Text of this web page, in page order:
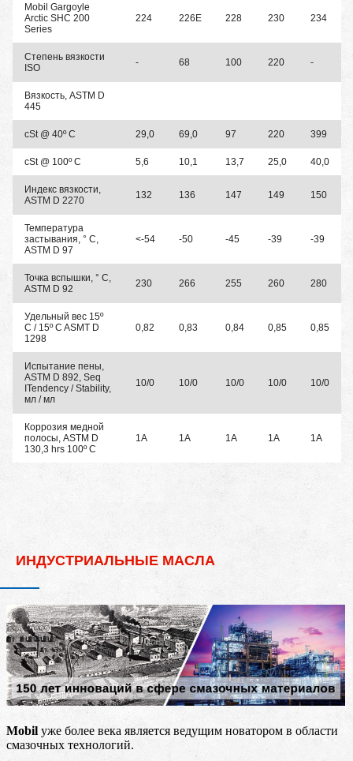
Mobil Gargoyle
Arctic SHC 200
Series
224 226E 228 230 234
Степень вязкости
ISO
- 68 100 220 -
Вязкость, ASTM D
445
cSt @ 40º C 29,0 69,0 97 220 399
cSt @ 100º C 5,6 10,1 13,7 25,0 40,0
Индекс вязкости,
ASTM D 2270
132 136 147 149 150
Температура
застывания, ° C,
ASTM D 97
<-54 -50 -45 -39 -39
Точка вспышки, ° C,
ASTM D 92
230 266 255 260 280
Удельный вес 15º
C / 15º C ASMT D
1298
0,82 0,83 0,84 0,85 0,85
Испытание пены,
ASTM D 892, Seq
ITendency / Stability,
мл / мл
10/0 10/0 10/0 10/0 10/0
Коррозия медной
полосы, ASTM D
130,3 hrs 100º C
1A 1A 1A 1A 1A
ИНДУСТРИАЛЬНЫЕ МАСЛА
Mobil уже более века является ведущим новатором в области
смазочных технологий.